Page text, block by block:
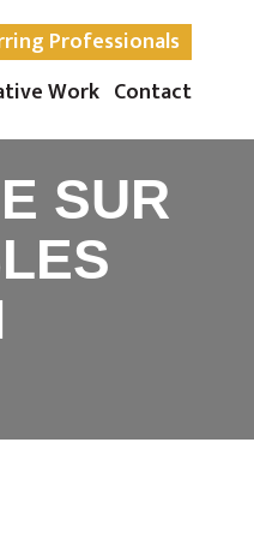
Professionals
Work Contact
SUR